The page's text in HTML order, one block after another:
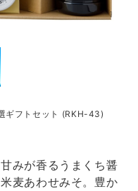
ギフトセット (RKH-43)
みが香るうまくち醤
麦あわせみそ。豊か